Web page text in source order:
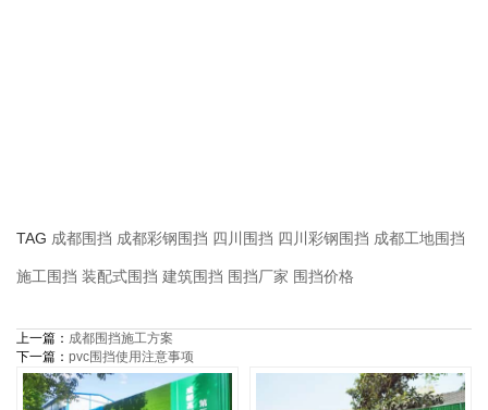
TAG 成都围挡 成都彩钢围挡 四川围挡 四川彩钢围挡 成都工地围挡
施工围挡 装配式围挡 建筑围挡 围挡厂家 围挡价格
上一篇： 成都围挡施工方案
下一篇： pvc围挡使用注意事项